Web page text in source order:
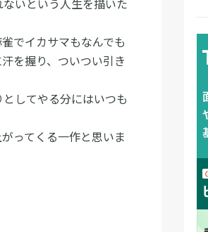
いという人生を描いた
でイカサマもなんでも
を握り、ついつい引き
してやる分にはいつも
ってくる一作と思いま